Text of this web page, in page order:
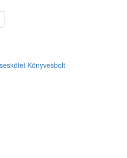
Könyvesbolt